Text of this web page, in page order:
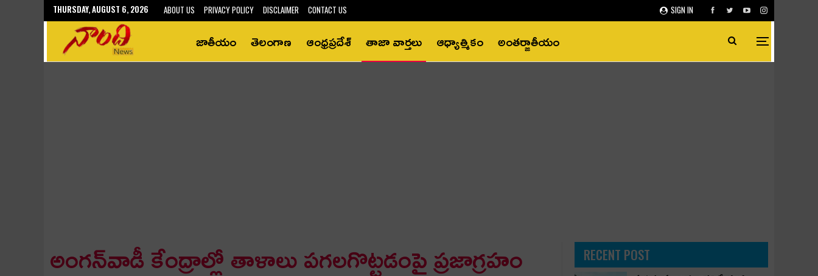
SIGN IN
THURSDAY, AUGUST 6, 2026 ABOUT US PRIVACY POLICY DISCLAIMER CONTACT US
జాతీయం తెలంగాణ ఆంధ్రప్రదేశ్‌ తాజా వార్తలు ఆధ్యాత్మికం అంతర్జాతీయం
అంగ‌న్‌వాడీ కేంద్రాల్లో తాళాలు ప‌గ‌ల‌గొట్ట‌డంపై ప్రజాగ్ర‌హం RECENT POST